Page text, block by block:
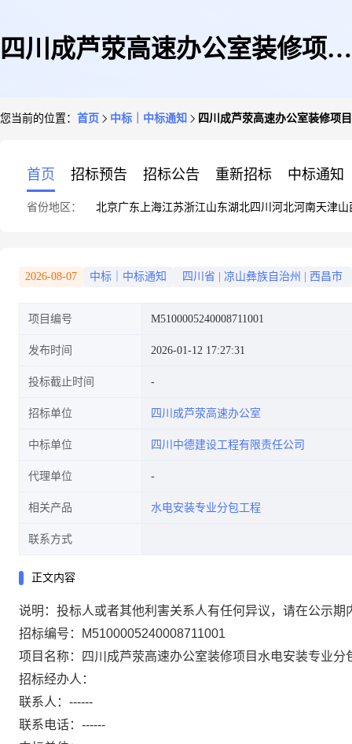
四川成芦荥高速办公室装修项目
您当前的位置： 首页 中标｜中标通知 四川成芦荥高速办公室装修项
首页 招标预告 招标公告 重新招标 中标通知
省份地区： 北京广东 上海江苏浙江山东湖北四川 河北河南天津山
2026-08-07 中标｜中标通知 四川省 凉山彝族自治州 西昌市
项目编号 M5100005240008711001
发布时间 2026-01-12 17:27:31
投标截止时间
招标单位 四川成芦荥高速办公室
中标单位 四川中德建设工程有限责任公司
代理单位
相关产品 水电安装专业分包工程
联系方式
正文内容
说明：投标人或者其他利害关系人有任何异议，请在公示
招标编号：M5100005240008711001
项目名称：四川成芦荥高速办公室装修项目水电安装专业分
招标经办人：
联系人：------
联系电话：------